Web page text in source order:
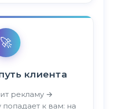
🚀
клиента
рекламу →
к вам: на